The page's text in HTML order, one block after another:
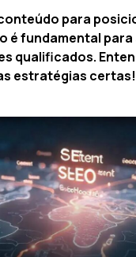
para
é fundamental para
qualificados.
estratégias certas!